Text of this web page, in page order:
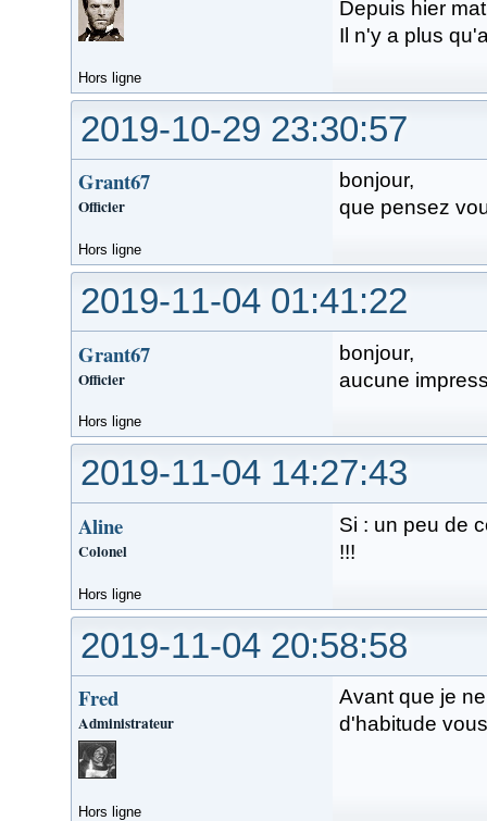
Depuis hier
Il n'y a plus
Hors ligne
2019-10-29 23:30:57
Grant67
Officier
bonjour,
que pensez
Hors ligne
2019-11-04 01:41:22
Grant67
Officier
bonjour,
aucune
Hors ligne
2019-11-04 14:27:43
Aline
Colonel
Si : un peu de
!!!
Hors ligne
2019-11-04 20:58:58
Fred
Administrateur
Avant que je
d'habitude
Hors ligne